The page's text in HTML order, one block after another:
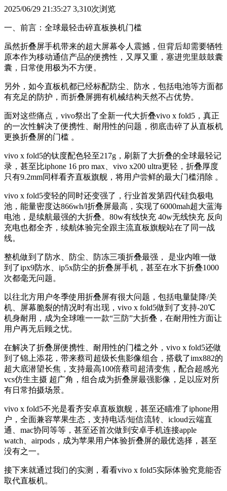
2025/06/29 21:35:27 3,310次浏览
一、前言：全球最轻击碎直板换机门槛
虽然折叠屏手机带来的超大屏幕令人震撼，但背后却需要牺牲
原本作为移动通信产品的便携性，又厚又重，塞进兜里鼓鼓囊
囊，日常使用极为不方便。
另外，如今直板机都已经标配防尘、防水，包括电池等方面都
有充足的防护，而折叠屏拥有机械结构天然不占优势。
面对这些痛点，vivo祭出了全新一代大折叠vivo x fold5，真正
的一次性解决了便携性、耐用性的问题，彻底击碎了从直板机
更换折叠屏的门槛 。
vivo x fold5的钛度配色轻至217g，刷新了大折叠的全球最轻记
录，甚至比iphone 16 pro max、vivo x200 ultra更轻，折叠厚度
只有9.2mm同样看齐直板旗舰，将用户尝鲜的最大门槛消除 。
vivo x fold5变轻的同时还变强了，行业首发第四代硅负极电
池，能量密度达866wh/l折叠屏最高，实现了6000mah超大蓝海
电池，是续航最强的大折叠。80w有线快充 40w无线快充 反向
充电也都全齐，续航体验完全跟主流直板旗舰站在了同一战
线。
整机做到了防水、防尘、防冻三项折叠最强， 是业内唯一做
到了ipx9防水、ip5x防尘的折叠屏手机，甚至在水下折叠1000
次都毫无问题。
以往北方用户冬季使用折叠屏有很大问题，包括电量陡降/关
机、屏幕脆裂的情况时有出现，vivo x fold5做到了支持-20℃
机身耐用，成为全球唯一一款“三防”大折叠，在耐用性方面让
用户再无后顾之忧。
在解决了折叠屏便携性、耐用性的门槛之外，vivo x fold5还做
到了锦上添花，带来蔡司超级长焦影像组合，搭载了imx882的
超大底潜望长焦，支持最高100倍蔡司超清变焦，配合超感光
vcs仿生主摄 超广角，组合成为折叠屏最强影像，足以应对所
有日常拍摄场景。
vivo x fold5不光是看齐安卓直板旗舰，甚至还瞄准了iphone用
户，全面兼容苹果生态，支持电话/短信流转、icloud云端直
通、mac协同等等，甚至还首次做到安卓手机连接apple
watch、airpods，成为苹果用户体验折叠屏的最优选择，甚至
没有之一。
接下来就通过我们的实测，看看vivo x fold5实际体验究竟能否
取代直板机。